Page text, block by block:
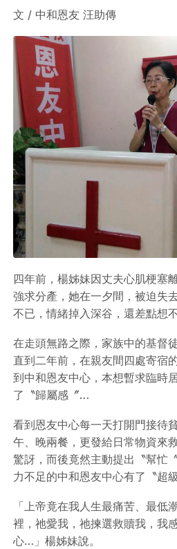
文 / 中和恩友 汪助傳
四年前，楊姊妹因丈夫心肌梗塞
強求分產，她在一夕間，被迫失
不已，情緒掉入深谷，還差點想
在走頭無路之際，家族中的基督
直到二年前，在親友間四處寄宿
到中和恩友中心，本想暫求臨時
了〝歸屬感〞…
看到恩友中心每一天打開門接待
午、晚兩餐，更發給日常物資來
驚訝，而後竟然主動提出〝幫忙
力不足的中和恩友中心有了〝超
「上帝竟在我人生最痛苦、最低
裡，祂愛我，祂揀選救贖我，我
心…」楊姊妹說。